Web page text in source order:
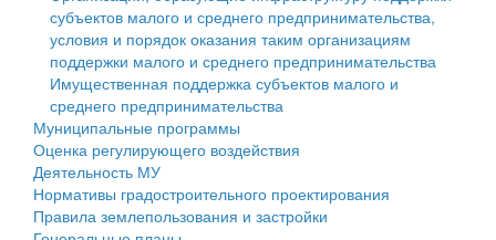
Оценка регулирующего воздействия
Деятельность МУ
Нормативы градостроительного проектирования
Правила землепользования и застройки
Генеральные планы
субъектов малого и среднего предпринимательства,
условия и порядок оказания таким организациям
поддержки малого и среднего предпринимательства
Имущественная поддержка субъектов малого и
среднего предпринимательства
Муниципальные программы
Оценка регулирующего воздействия
Деятельность МУ
Нормативы градостроительного проектирования
Правила землепользования и застройки